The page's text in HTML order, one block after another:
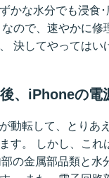
かな水分でも浸食
ので、速やかに修
決してやってはい
、iPhoneの電
動転して、とりあ
す。 しかし、これ
の金属部品類と水